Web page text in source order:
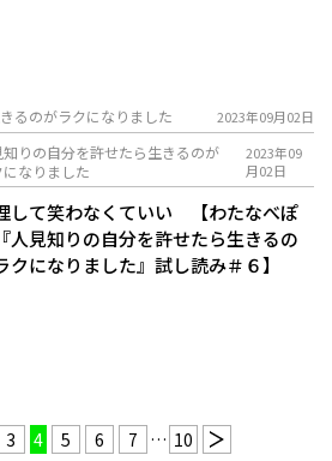
るのがラクになりました 2023年09月02日
知りの自分を許せたら生きるのが
になりました
2023年09
月02日
して笑わなくていい 【わたなべぽ
人見知りの自分を許せたら生きるの
クになりました』試し読み＃６】
3 4 5 6 7 … 10